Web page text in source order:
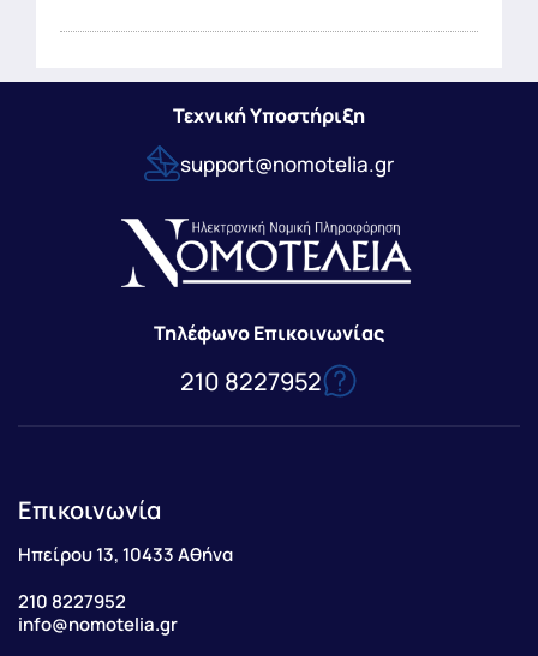
Τεχνική Υποστήριξη
support@nomotelia.gr
Τηλέφωνο Επικοινωνίας
210 8227952
Επικοινωνία
Ηπείρου 13, 10433 Αθήνα
210 8227952
info@nomotelia.gr